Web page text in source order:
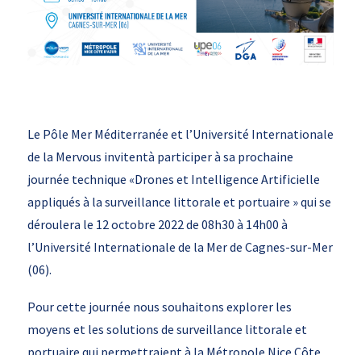
Le Pôle Mer Méditerranée et l’Université Internationale
de la Mervous invitentà participer à sa prochaine
journée technique «Drones et Intelligence Artificielle
appliqués à la surveillance littorale et portuaire » qui se
déroulera le 12 octobre 2022 de 08h30 à 14h00 à
l’Université Internationale de la Mer de Cagnes-sur-Mer
(06).
Pour cette journée nous souhaitons explorer les
moyens et les solutions de surveillance littorale et